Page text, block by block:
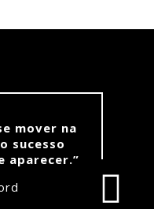
mover na
sucesso
aparecer.”